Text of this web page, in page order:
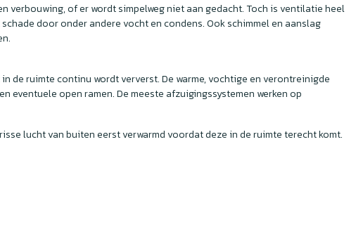
verbouwing, of er wordt simpelweg niet aan gedacht. Toch is ventilatie heel
door onder andere vocht en condens. Ook schimmel en aanslag
ruimte continu wordt ververst. De warme, vochtige en verontreinigde
open ramen. De meeste afzuigingssystemen werken op
lucht van buiten eerst verwarmd voordat deze in de ruimte terecht komt.